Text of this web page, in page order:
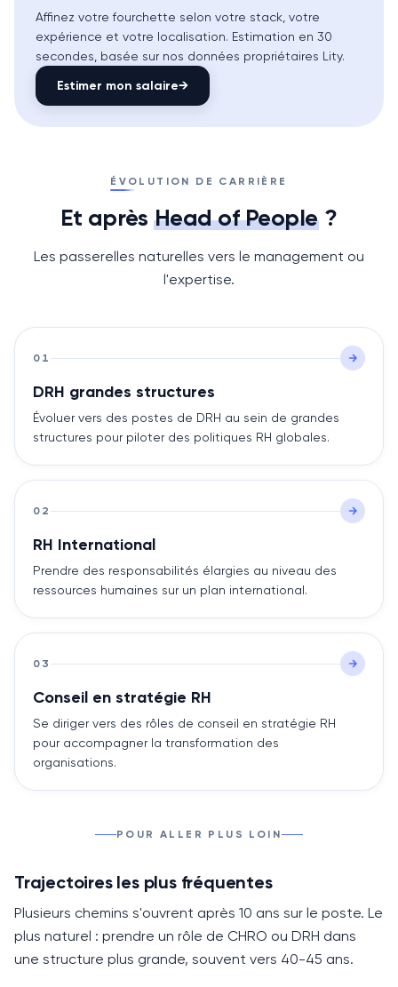
Affinez votre fourchette selon votre stack, votre
expérience et votre localisation. Estimation en 30
secondes, basée sur nos données propriétaires Lity.
Estimer mon salaire→
ÉVOLUTION DE CARRIÈRE
Et après Head of People?
Les passerelles naturelles vers le management ou
l'expertise.
01
DRH grandes structures
Évoluer vers des postes de DRH au sein de grandes
structures pour piloter des politiques RH globales.
02
RH International
Prendre des responsabilités élargies au niveau des
ressources humaines sur un plan international.
03
Conseil en stratégie RH
Se diriger vers des rôles de conseil en stratégie RH
pour accompagner la transformation des
organisations.
POUR ALLER PLUS LOIN
Trajectoires les plus fréquentes
Plusieurs chemins s'ouvrent après 10 ans sur le poste. Le
plus naturel : prendre un rôle de CHRO ou DRH dans
une structure plus grande, souvent vers 40-45 ans.